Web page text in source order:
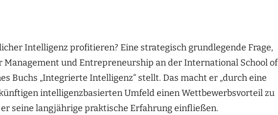
Intelligenz profitieren? Eine strategisch grundlegende Frage,
und Entrepreneurship an der International School of
Buchs „Integrierte Intelligenz“ stellt. Das macht er „durch eine
intelligenzbasierten Umfeld einen Wettbewerbsvorteil zu
seine langjährige praktische Erfahrung einfließen.